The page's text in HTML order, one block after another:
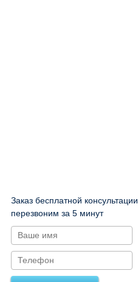
Заказ бесплатной консультации
перезвоним за 5 минут